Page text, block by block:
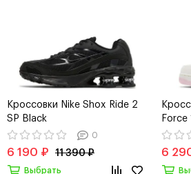
Кроссовки Nike Shox Ride 2
SP Black
0
6 190 ₽ 11 390 ₽
Выбрать
Force
2025'
6